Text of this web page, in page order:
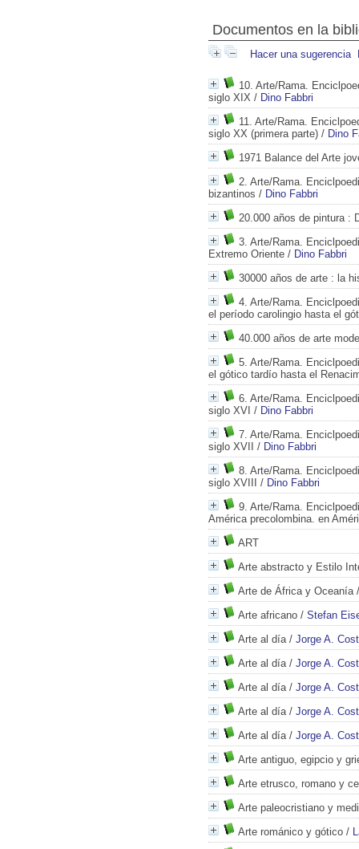
Documentos en la
Hacer una sugerencia
10. Arte/Rama.
siglo XIX / Dino Fabbri
11. Arte/Rama.
siglo XX (primera parte) / Dino
1971 Balance del Arte
2. Arte/Rama.
bizantinos / Dino Fabbri
20.000 años de pintura:
3. Arte/Rama.
Extremo Oriente / Dino Fabbri
30000 años de arte : la
4. Arte/Rama.
el período carolingio hasta el
40.000 años de arte
5. Arte/Rama.
el gótico tardío hasta el
6. Arte/Rama.
siglo XVI / Dino Fabbri
7. Arte/Rama.
siglo XVII
/ Dino Fabbri
8. Arte/Rama.
siglo XVIII
/ Dino Fabbri
9. Arte/Rama.
América precolombina. en
ART
Arte abstracto y Estilo
Arte de África y Oceanía
Arte africano / Stefan
Arte al día/ Jorge A.
Arte al día/ Jorge A.
Arte al día/ Jorge A.
Arte al día/ Jorge A.
Arte al día/ Jorge A.
Arte antiguo, egipcio y
Arte etrusco, romano y
Arte paleocristiano y
Arte románico y gótico /